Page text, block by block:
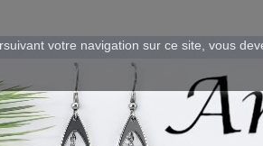
votre navigation sur ce site, vous